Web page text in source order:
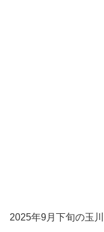
2025年9月下旬の玉